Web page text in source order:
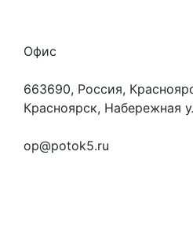
Офис
663690, Россия,
Красноярск, Набережная
op@potok5.ru